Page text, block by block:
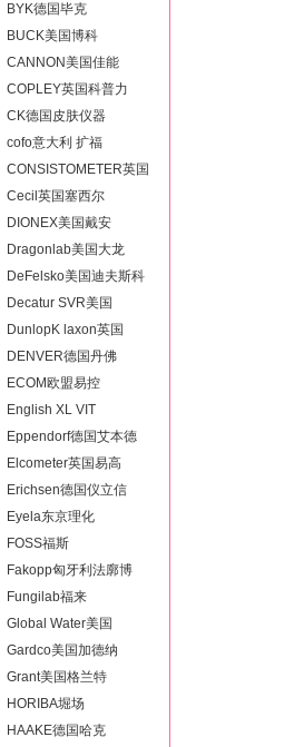
BYK德国毕克
BUCK美国博科
CANNON美国佳能
COPLEY英国科普力
CK德国皮肤仪器
cofo意大利 扩福
CONSISTOMETER英国
Cecil英国塞西尔
DIONEX美国戴安
Dragonlab美国大龙
DeFelsko美国迪夫斯科
Decatur SVR美国
DunlopK laxon英国
DENVER德国丹佛
ECOM欧盟易控
English XL VIT
Eppendorf德国艾本德
Elcometer英国易高
Erichsen德国仪立信
Eyela东京理化
FOSS福斯
Fakopp匈牙利法廓博
Fungilab福来
Global Water美国
Gardco美国加德纳
Grant美国格兰特
HORIBA堀场
HAAKE德国哈克